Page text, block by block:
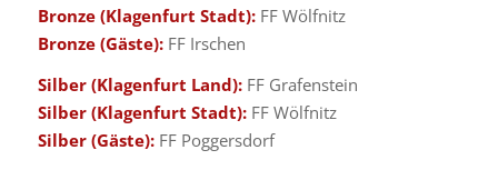
Bronze (Klagenfurt Stadt):FF Wölfnitz
Bronze (Gäste):FF Irschen
Silber (Klagenfurt Land):FF Grafenstein
Silber (Klagenfurt Stadt):FF Wölfnitz
Silber (Gäste):FF Poggersdorf